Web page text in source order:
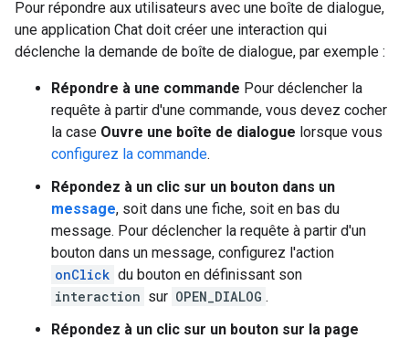
Pour répondre aux utilisateurs avec une boîte de dialogue,
une application Chat doit créer une interaction qui
déclenche la demande de boîte de dialogue, par exemple :
Répondre à une commande Pour déclencher la
requête à partir d'une commande, vous devez cocher
la case Ouvre une boîte de dialogue lorsque vous
configurez la commande.
Répondez à un clic sur un bouton dans un
message, soit dans une fiche, soit en bas du
message. Pour déclencher la requête à partir d'un
bouton dans un message, configurez l'action
onClick du bouton en définissant son
interaction sur OPEN_DIALOG .
Répondez à un clic sur un bouton sur la page